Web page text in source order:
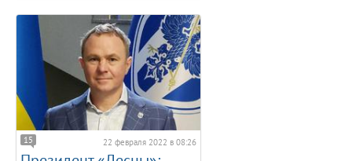
15 22 февраля 2022 в 08:26